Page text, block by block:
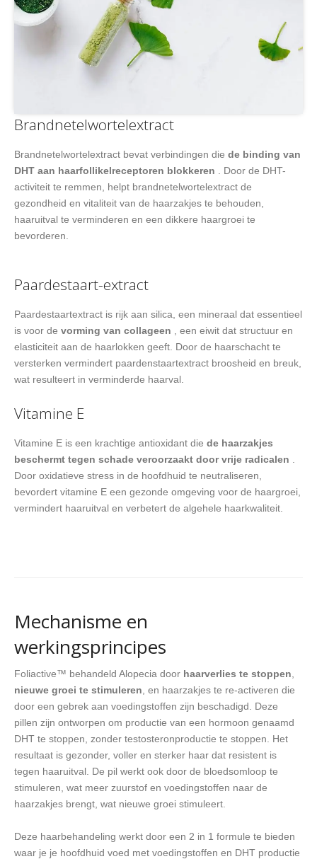
Brandnetelwortelextract
Brandnetelwortelextract bevat verbindingen die de binding van
DHT aan haarfollikelreceptoren blokkeren . Door de DHT-
activiteit te remmen, helpt brandnetelwortelextract de
gezondheid en vitaliteit van de haarzakjes te behouden,
haaruitval te verminderen en een dikkere haargroei te
bevorderen.
Paardestaart-extract
Paardestaartextract is rijk aan silica, een mineraal dat essentieel
is voor de vorming van collageen , een eiwit dat structuur en
elasticiteit aan de haarlokken geeft. Door de haarschacht te
versterken vermindert paardenstaartextract broosheid en breuk,
wat resulteert in verminderde haarval.
Vitamine E
Vitamine E is een krachtige antioxidant die de haarzakjes
beschermt tegen schade veroorzaakt door vrije radicalen
Door oxidatieve stress in de hoofdhuid te neutraliseren,
bevordert vitamine E een gezonde omgeving voor de haargroei,
vermindert haaruitval en verbetert de algehele haarkwaliteit.
Mechanisme en
werkingsprincipes
Foliactive™ behandeld Alopecia door haarverlies te stoppen
nieuwe groei te stimuleren , en haarzakjes te re-activeren die
door een gebrek aan voedingstoffen zijn beschadigd. Deze
pillen zijn ontworpen om productie van een hormoon genaamd
DHT te stoppen, zonder testosteronproductie te stoppen. Het
resultaat is gezonder, voller en sterker haar dat resistent is
tegen haaruitval. De pil werkt ook door de bloedsomloop te
stimuleren, wat meer zuurstof en voedingstoffen naar de
haarzakjes brengt, wat nieuwe groei stimuleert.
Deze haarbehandeling werkt door een 2 in 1 formule te bieden
waar je je hoofdhuid voed met voedingstoffen en DHT productie